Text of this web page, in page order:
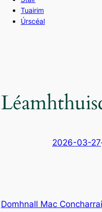
Tuairim
Úrscéal
2026-03-27
Domhnall Mac